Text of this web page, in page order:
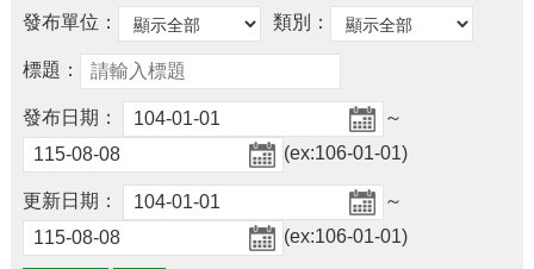
隱
權
資
訊
安
全
政
策
發布單位： 類別：
標題：
發布日期：
～
(ex:106-01-01)
更新日期：
～
(ex:106-01-01)